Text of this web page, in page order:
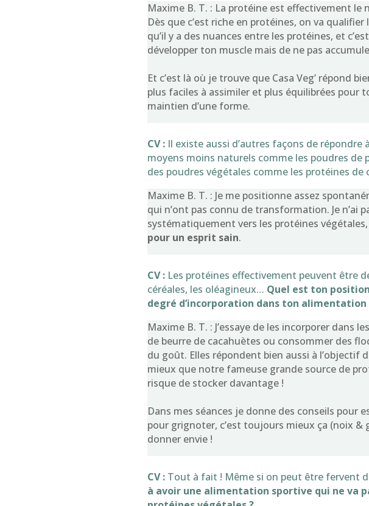
Maxime B. T. : La protéine est effectivement
Dès que c’est riche en protéines, on va
qu’il y a des nuances entre les protéines, et
développer ton muscle mais de ne pas
Et c’est là où je trouve que Casa Veg’ répond
plus faciles à assimiler et plus équilibrées
maintien d’une forme.
CV : Il existe aussi d’autres façons de
moyens moins naturels comme les poudres de
des poudres végétales comme les protéines de
Maxime B. T. : Je me positionne assez
qui n’ont pas connu de transformation. Je n’ai
systématiquement vers les protéines
pour un esprit sain.
CV : Les protéines effectivement peuvent être
céréales, les oléagineux… Quel est ton
degré d’incorporation dans ton alimentation
Maxime B. T. : J’essaye de les incorporer
de beurre de cacahuètes ou consommer des
du goût. Elles répondent bien aussi à l’objectif
mieux que notre fameuse grande source de
risque de stocker davantage !
Dans mes séances je donne des conseils pour
pour grignoter, c’est toujours mieux ça (noix
donner envie !
CV : Tout à fait ! Même si on peut être fervent
à avoir une alimentation sportive qui ne va